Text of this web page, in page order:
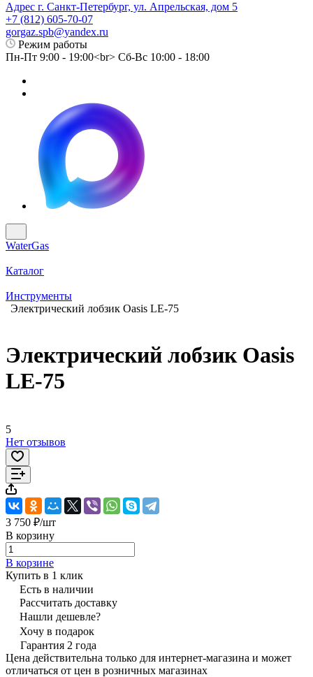
Адрес г. Санкт-Петербург, ул. Апрельская, дом 5
+7 (812) 605-70-07
gorgaz.spb@yandex.ru
Режим работы
Пн-Пт 9:00 - 19:00<br> Сб-Вс 10:00 - 18:00
WaterGas
Каталог
Инструменты
Электрический лобзик Oasis LE-75
Электрический лобзик Oasis
LE-75
5
Нет отзывов
3 750 ₽/шт
В корзину
В корзине
Купить в 1 клик
Есть в наличии
Рассчитать доставку
Нашли дешевле?
Хочу в подарок
Гарантия 2 года
Цена действительна только для интернет-магазина и может
отличаться от цен в розничных магазинах